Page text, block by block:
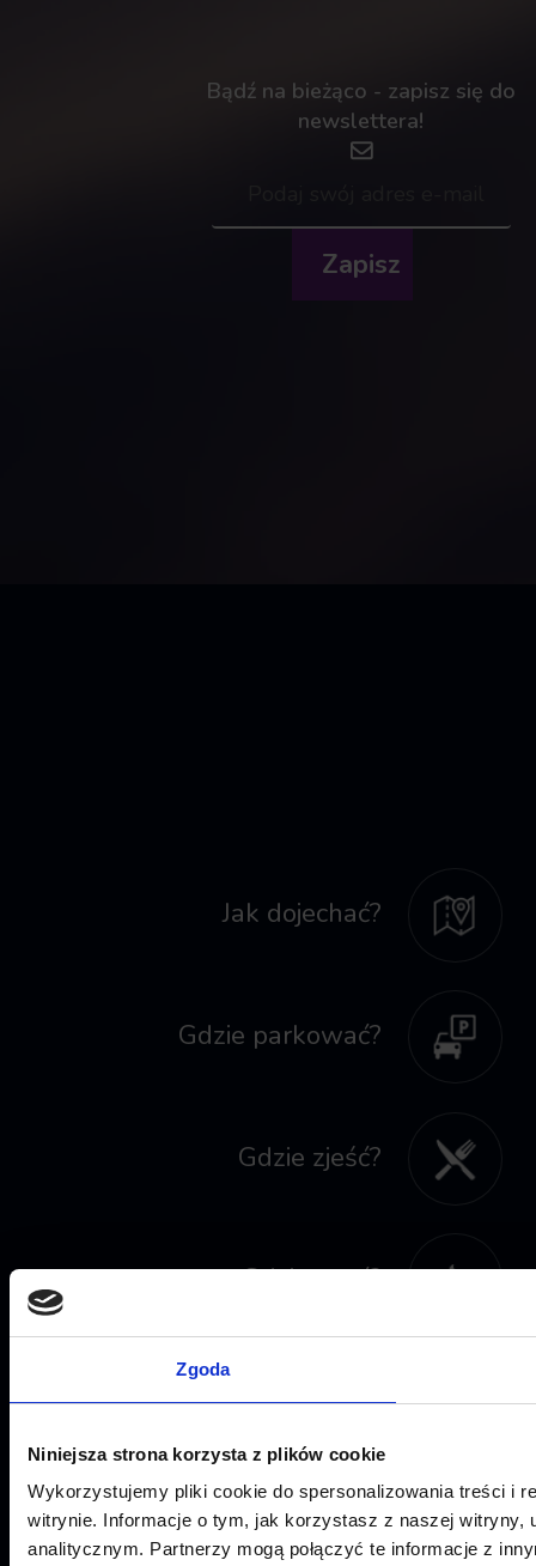
Zgoda
Niniejsza strona korzysta z plików cookie
Wykorzystujemy pliki cookie do spersonalizowania treści i
witrynie. Informacje o tym, jak korzystasz z naszej witryny,
analitycznym. Partnerzy mogą połączyć te informacje z
Bądź na bieżąco - zapisz się do
newslettera!
Jak dojechać?
Gdzie parkować?
Gdzie zjeść?
Gdzie spać?
Kontakt